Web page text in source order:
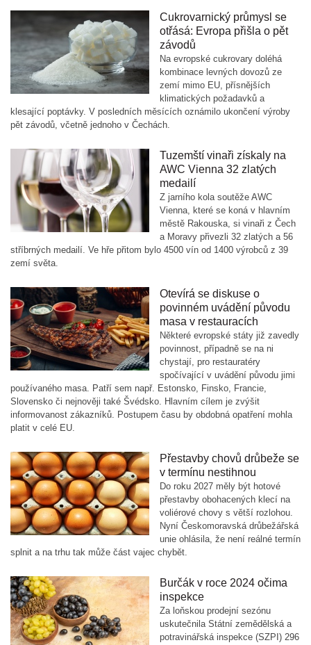
Cukrovarnický průmysl se
otřásá: Evropa přišla o pět
závodů
Na evropské cukrovary doléhá
kombinace levných dovozů ze
zemí mimo EU, přísnějších
klimatických požadavků a
klesající poptávky. V posledních měsících oznámilo ukončení výroby
pět závodů, včetně jednoho v Čechách.
Tuzemští vinaři získaly na
AWC Vienna 32 zlatých
medailí
Z jarního kola soutěže AWC
Vienna, které se koná v hlavním
městě Rakouska, si vinaři z Čech
a Moravy přivezli 32 zlatých a 56
stříbrných medailí. Ve hře přitom bylo 4500 vín od 1400 výrobců z 39
zemí světa.
Otevírá se diskuse o
povinném uvádění původu
masa v restauracích
Některé evropské státy již zavedly
povinnost, případně se na ni
chystají, pro restauratéry
spočívající v uvádění původu jimi
používaného masa. Patří sem např. Estonsko, Finsko, Francie,
Slovensko či nejnověji také Švédsko. Hlavním cílem je zvýšit
informovanost zákazníků. Postupem času by obdobná opatření mohla
platit v celé EU.
Přestavby chovů drůbeže se
v termínu nestihnou
Do roku 2027 měly být hotové
přestavby obohacených klecí na
voliérové chovy s větší rozlohou.
Nyní Českomoravská drůbežářská
unie ohlásila, že není reálné termín
splnit a na trhu tak může část vajec chybět.
Burčák v roce 2024 očima
inspekce
Za loňskou prodejní sezónu
uskutečnila Státní zemědělská a
potravinářská inspekce (SZPI) 296